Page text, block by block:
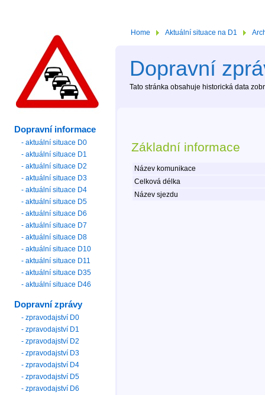
Home Aktuální situace na D1
Dopravní
Tato stránka obsahuje historická data
Základní informace
Název komunikace
Celková délka
Název sjezdu
Dopravní informace
- aktuální situace D0
- aktuální situace D1
- aktuální situace D2
- aktuální situace D3
- aktuální situace D4
- aktuální situace D5
- aktuální situace D6
- aktuální situace D7
- aktuální situace D8
- aktuální situace D10
- aktuální situace D11
- aktuální situace D35
- aktuální situace D46
Dopravní zprávy
- zpravodajství D0
- zpravodajství D1
- zpravodajství D2
- zpravodajství D3
- zpravodajství D4
- zpravodajství D5
- zpravodajství D6